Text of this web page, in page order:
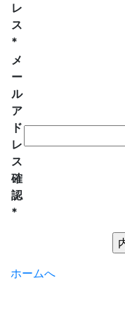
レ
ス
*
メ
ー
ル
ア
ド
レ
ス
確
認
*
ホームへ